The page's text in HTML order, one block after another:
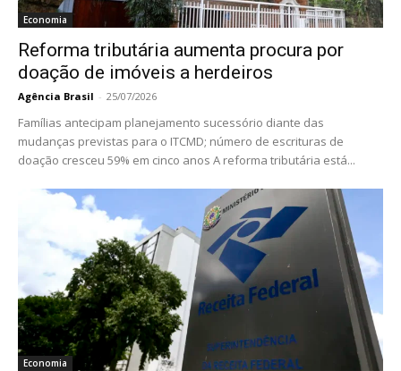
Economia
Reforma tributária aumenta procura por
doação de imóveis a herdeiros
Agência Brasil - 25/07/2026
Famílias antecipam planejamento sucessório diante das
mudanças previstas para o ITCMD; número de escrituras de
doação cresceu 59% em cinco anos A reforma tributária está...
Economia